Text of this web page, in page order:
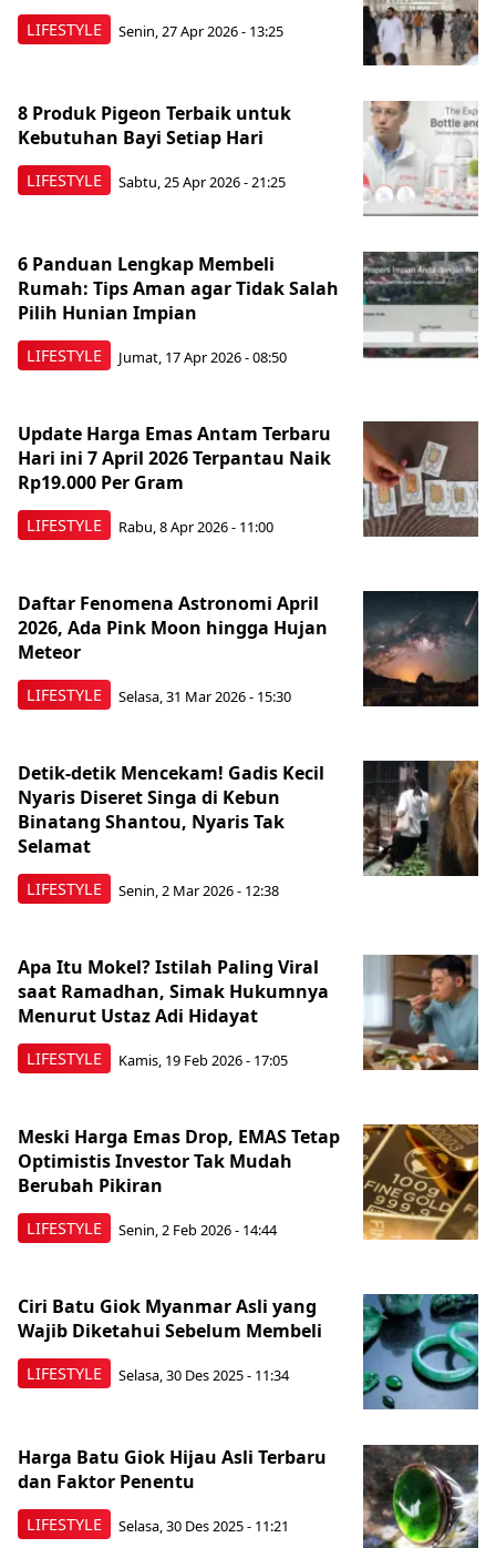
LIFESTYLE Senin, 27 Apr 2026 - 13:25
LIFESTYLE
8 Produk Pigeon Terbaik untuk
Kebutuhan Bayi Setiap Hari
Sabtu, 25 Apr 2026 - 21:25
LIFESTYLE
6 Panduan Lengkap Membeli
Rumah: Tips Aman agar Tidak Salah
Pilih Hunian Impian
Jumat, 17 Apr 2026 - 08:50
LIFESTYLE
Update Harga Emas Antam Terbaru
Hari ini 7 April 2026 Terpantau Naik
Rp19.000 Per Gram
Rabu, 8 Apr 2026 - 11:00
LIFESTYLE
Daftar Fenomena Astronomi April
2026, Ada Pink Moon hingga Hujan
Meteor
Selasa, 31 Mar 2026 - 15:30
LIFESTYLE
Detik-detik Mencekam! Gadis Kecil
Nyaris Diseret Singa di Kebun
Binatang Shantou, Nyaris Tak
Selamat
Senin, 2 Mar 2026 - 12:38
LIFESTYLE
Apa Itu Mokel? Istilah Paling Viral
saat Ramadhan, Simak Hukumnya
Menurut Ustaz Adi Hidayat
Kamis, 19 Feb 2026 - 17:05
LIFESTYLE
Meski Harga Emas Drop, EMAS Tetap
Optimistis Investor Tak Mudah
Berubah Pikiran
Senin, 2 Feb 2026 - 14:44
LIFESTYLE
Ciri Batu Giok Myanmar Asli yang
Wajib Diketahui Sebelum Membeli
Selasa, 30 Des 2025 - 11:34
LIFESTYLE
Harga Batu Giok Hijau Asli Terbaru
dan Faktor Penentu
Selasa, 30 Des 2025 - 11:21